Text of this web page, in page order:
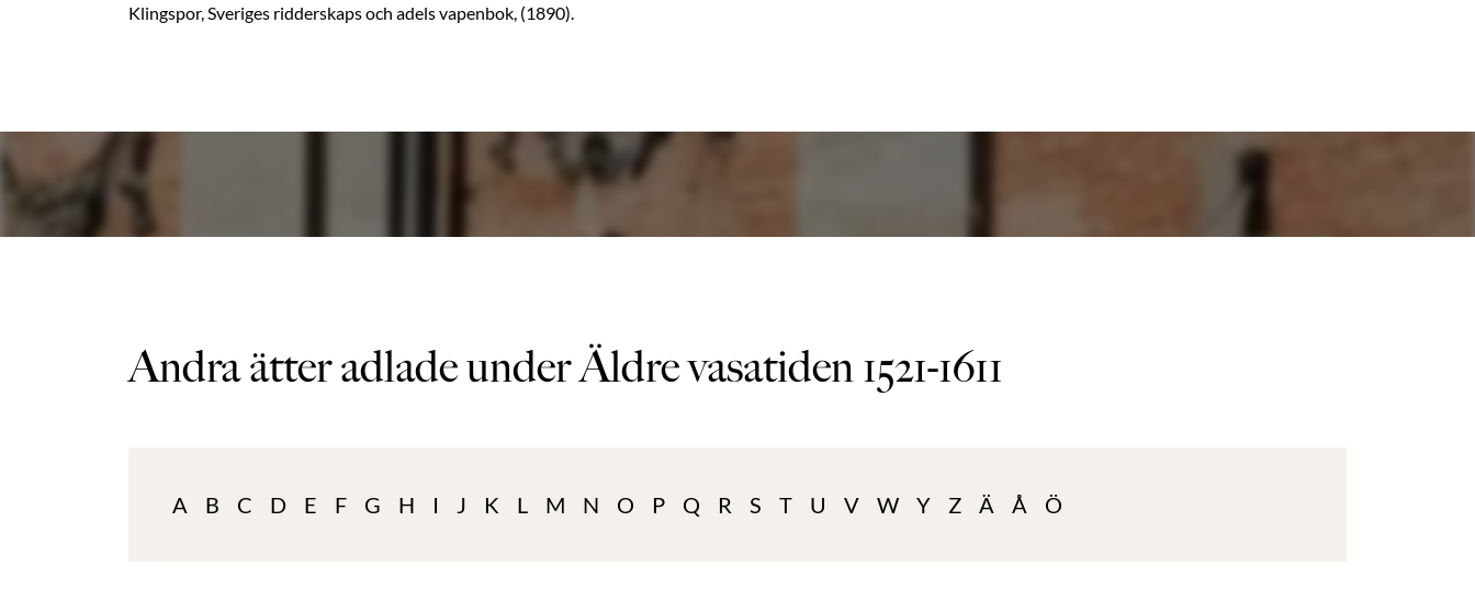
Klingspor, Sveriges ridderskaps och adels vapenbok, (1890).
Andra ätter adlade under Äldre vasatiden 1521-1611
A B C D E F G H I J K L M N O P Q R S T U V W Y Z Ä Å Ö